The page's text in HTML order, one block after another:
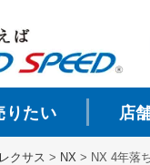
りたい 店
レクサス > NX > NX 4年落